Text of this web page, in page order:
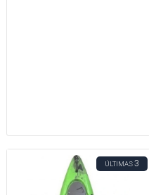
ÚLTIMAS3